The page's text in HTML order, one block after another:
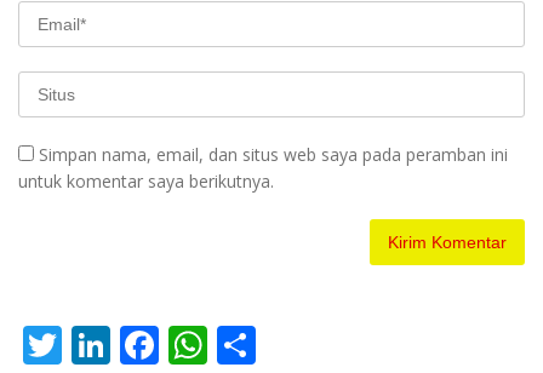
Simpan nama, email, dan situs web saya pada peramban ini
untuk komentar saya berikutnya.
T Li F W